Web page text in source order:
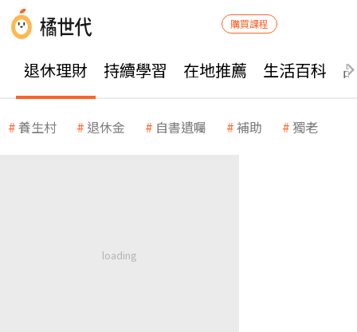
購買課程
退休理財 持續學習 在地推薦 生活百科
養生村 退休金 自書遺囑 補助 獨老